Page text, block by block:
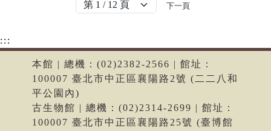
下一頁
:::
本館 | 總機：(02)2382-2566 | 館址：
100007 臺北市中正區襄陽路2號 (二二八和
平公園內)
古生物館 | 總機：(02)2314-2699 | 館址：
100007 臺北市中正區襄陽路25號 (臺博館